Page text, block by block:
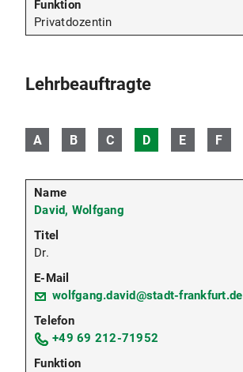
Privatdozentin
Lehrbeauftragte
A B C D E F
David, Wolfgang
Dr.
wolfgang.david@stadt-frankfurt.de
+49 69 212-71952